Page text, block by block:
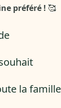
préféré ! 🥰
la